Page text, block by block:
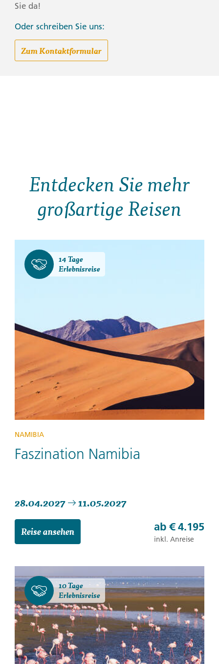
Sie da!
Oder schreiben Sie uns:
Zum Kontaktformular
Entdecken Sie mehr
großartige Reisen
14 Tage
Erlebnisreise
NAMIBIA
Faszination Namibia
28.04.2027 11.05.2027
Reise ansehen ab € 4.195
inkl. Anreise
10 Tage
Erlebnisreise